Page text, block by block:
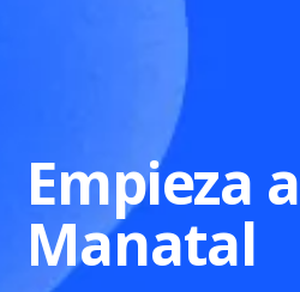
Empieza
Manatal